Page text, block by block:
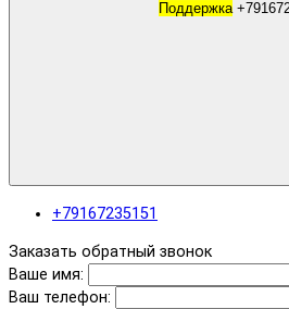
Поддержка
+79167235151
Заказать обратный звонок
Ваше имя:
Ваш телефон: